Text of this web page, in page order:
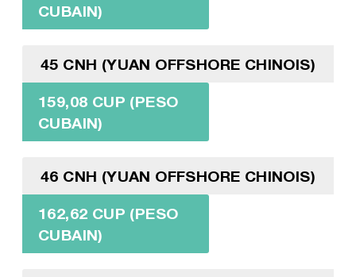
CUBAIN)
45 CNH (YUAN OFFSHORE CHINOIS)
159,08 CUP (PESO
CUBAIN)
46 CNH (YUAN OFFSHORE CHINOIS)
162,62 CUP (PESO
CUBAIN)